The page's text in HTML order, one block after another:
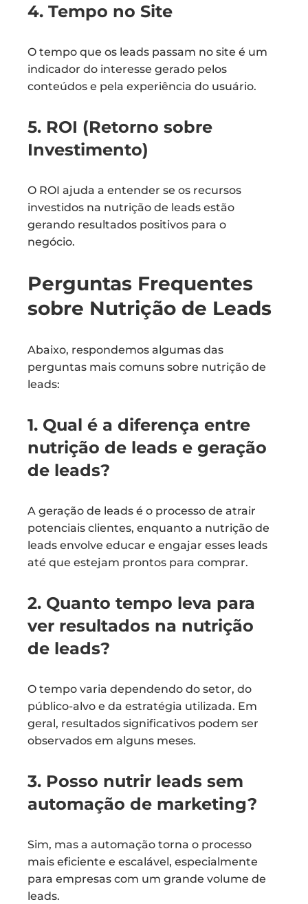
4. Tempo no Site
O tempo que os leads passam no site é um
indicador do interesse gerado pelos
conteúdos e pela experiência do usuário.
5. ROI (Retorno sobre
Investimento)
O ROI ajuda a entender se os recursos
investidos na nutrição de leads estão
gerando resultados positivos para o
negócio.
Perguntas Frequentes
sobre Nutrição de Leads
Abaixo, respondemos algumas das
perguntas mais comuns sobre nutrição de
leads:
1. Qual é a diferença entre
nutrição de leads e geração
de leads?
A geração de leads é o processo de atrair
potenciais clientes, enquanto a nutrição de
leads envolve educar e engajar esses leads
até que estejam prontos para comprar.
2. Quanto tempo leva para
ver resultados na nutrição
de leads?
O tempo varia dependendo do setor, do
público-alvo e da estratégia utilizada. Em
geral, resultados significativos podem ser
observados em alguns meses.
3. Posso nutrir leads sem
automação de marketing?
Sim, mas a automação torna o processo
mais eficiente e escalável, especialmente
para empresas com um grande volume de
leads.